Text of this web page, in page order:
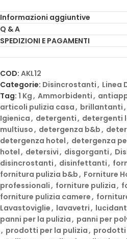
Informazioni aggiuntive
Q & A
SPEDIZIONI E PAGAMENTI
COD: AKL12
Categorie: Disincrostanti, Linea
Tag: 1 Kg, Ammorbidenti,
articoli pulizia casa, brillantanti,
Igienica, detergenti, detergenti
multiuso, detergenza b&b,
detergenza hotel, detergenza
hotel, detersivi, disgorganti,
disincrostanti, disinfettanti,
fornitura pulizia b&b, Forniture
professionali, forniture pulizia,
forniture pulizia camere,
Lavastoviglie, lavavetri,
panni per la pulizia, panni per
, prodotti per la pulizia, prodotti